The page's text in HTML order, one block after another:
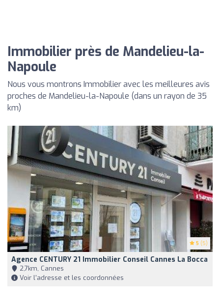
Immobilier près de Mandelieu-la-
Napoule
Nous vous montrons Immobilier avec les meilleures avis
proches de Mandelieu-la-Napoule (dans un rayon de 35
km)
5 (5)
Agence CENTURY 21 Immobilier Conseil Cannes La Bocca
2,7km, Cannes
Voir l'adresse et les coordonnées